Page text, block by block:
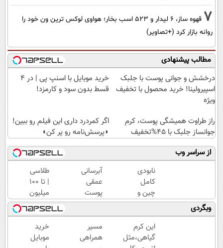
7
قهوه ساز، 6 لیدار و 523 اسب بخار؛ هواوی لوکس ترین ون خود را
روانه بازار کرد (+تصاویر)
مطالب پیشنهادی
درخشش و جوانی پوست با جلبک
اسپیرولینا! خرید محصول با تخفیف
ویژه
خرید موبایل با اسنپ پی | در ۴
قسط بدون سود و کارمزد!
راز طراوت همیشگی پوست، کرم
جوانساز جلبک با 45%تخفیف
اگر کمردرد داری این فیلم رو ببین!
◗پرسش‌نامه رو پر کن◖
از سراسر وب
نابودی
کامل
چین و
چروک
با کرم
آلمانی۴۰٪تخفیف
آبرسانی
عمقی
پوست
در
تابستان
با کرم
جوانساز
طلاسی
| تا 100
میلیون
وام
آنی
خرید
طلا💰
وبگردی
این کرم
گیاهی،مثل
مسیر
همراهی
خرید
موبایل